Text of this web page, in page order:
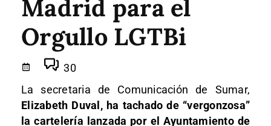
Madrid para el
Orgullo LGTBi
30
La secretaria de Comunicación de Sumar,
Elizabeth Duval, ha tachado de “vergonzosa”
la cartelería lanzada por el Ayuntamiento de